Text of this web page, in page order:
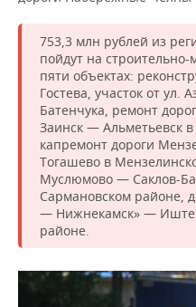
753,3 млн рублей из
пойдут на
пяти объектах:
Гостева, участок от ул.
Батенчука, ремонт
Заинск — Альметьевск
капремонт дороги
Тогашево в
Муслюмово — Саклов-
Сармановском районе,
— Нижнекамск» —
районе.